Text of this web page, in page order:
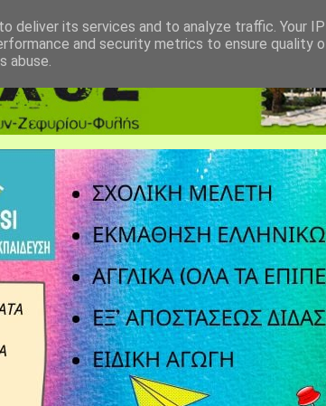
deliver its services and to analyze traffic. Your
and security metrics to ensure quality
abuse.